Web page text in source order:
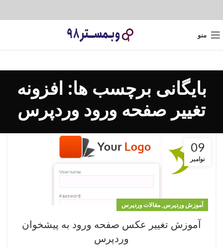
منو
بایگانی برچسب ها: افزونه
تغییر صفحه ورود وردپرس
09
نوامبر
آموزش وردپرس, مقالات وردپرس
آموزش تغییر عکس صفحه ورود به پیشخوان
وردپرس